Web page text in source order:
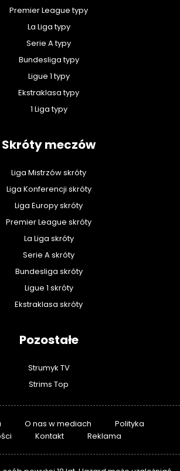
Premier League typy
La Liga typy
Serie A typy
Bundesliga typy
Ligue 1 typy
Ekstraklasa typy
1 Liga typy
Skróty meczów
Liga Mistrzów skróty
Liga Konferencji skróty
Liga Europy skróty
Premier League skróty
La Liga skróty
Serie A skróty
Bundesliga skróty
Ligue 1 skróty
Ekstraklasa skróty
Pozostałe
Strumyk TV
Strims Top
O nas w mediach
Polityka
Kontakt Reklama